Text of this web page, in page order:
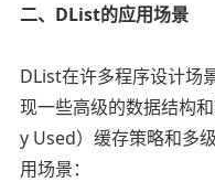
二、DList的应用场景
DList在许多程序设计场
现一些高级的数据结构
y Used）缓存策略和多
用场景：